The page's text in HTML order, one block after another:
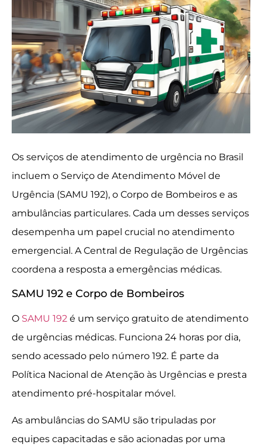
Os serviços de atendimento de urgência no Brasil
incluem o Serviço de Atendimento Móvel de
Urgência (SAMU 192), o Corpo de Bombeiros e as
ambulâncias particulares. Cada um desses serviços
desempenha um papel crucial no atendimento
emergencial. A Central de Regulação de Urgências
coordena a resposta a emergências médicas.
SAMU 192 e Corpo de Bombeiros
O SAMU 192 é um serviço gratuito de atendimento
de urgências médicas. Funciona 24 horas por dia,
sendo acessado pelo número 192. É parte da
Política Nacional de Atenção às Urgências e presta
atendimento pré-hospitalar móvel.
As ambulâncias do SAMU são tripuladas por
equipes capacitadas e são acionadas por uma